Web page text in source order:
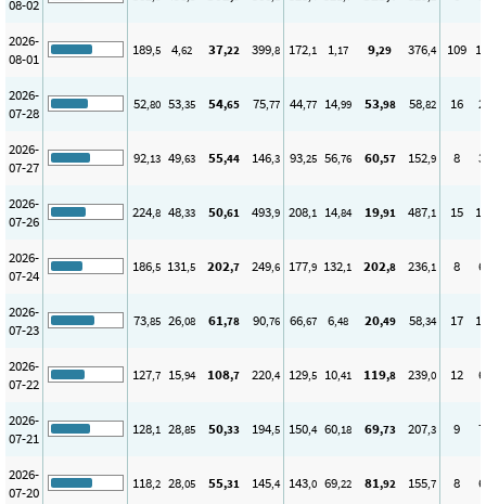
08-02
2026-
08-01
189,5 4,62 37,22 399,8 172,1 1,17 9,29 376,4 109
2026-
07-28
52,80 53,35 54,65 75,77 44,77 14,99 53,98 58,82 16 2
2026-
07-27
92,13 49,63 55,44 146,3 93,25 56,76 60,57 152,9 8 3
2026-
07-26
224,8 48,33 50,61 493,9 208,1 14,84 19,91 487,1 15
2026-
07-24
186,5 131,5 202,7 249,6 177,9 132,1 202,8 236,1 8 6
2026-
07-23
73,85 26,08 61,78 90,76 66,67 6,48 20,49 58,34 17
2026-
07-22
127,7 15,94 108,7 220,4 129,5 10,41 119,8 239,0 12 6
2026-
07-21
128,1 28,85 50,33 194,5 150,4 60,18 69,73 207,3 9 7
2026-
07-20
118,2 28,05 55,31 145,4 143,0 69,22 81,92 155,7 8 6